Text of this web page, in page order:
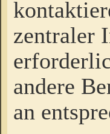
zentraler
andere
an